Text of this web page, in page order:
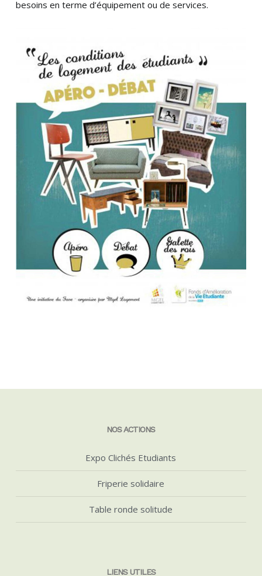
besoins en terme d’équipement ou de services.
NOS ACTIONS
Expo Clichés Etudiants
Friperie solidaire
Table ronde solitude
LIENS UTILES